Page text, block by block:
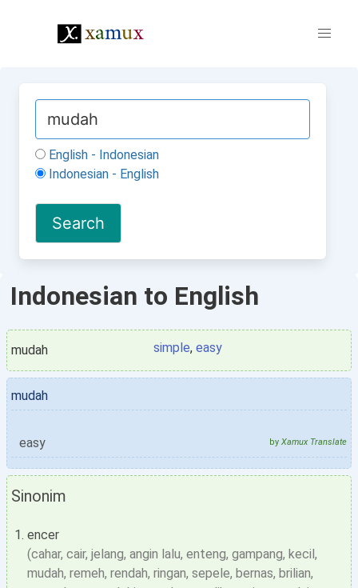
English - Indonesian
Indonesian - English
Indonesian to English
mudah simple, easy
mudah
easy by Xamux Translate
Sinonim
encer
(cahar, cair, jelang, angin lalu, enteng, gampang, kecil,
mudah, remeh, rendah, ringan, sepele, bernas, brilian,